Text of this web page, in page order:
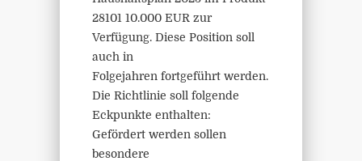
28101 10.000 EUR zur
Verfügung. Diese Position soll
auch in
Folgejahren fortgeführt werden.
Die Richtlinie soll folgende
Eckpunkte enthalten:
Gefördert werden sollen
besondere